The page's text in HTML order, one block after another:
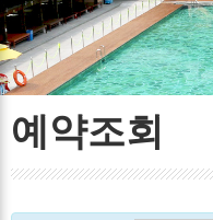
예약조회